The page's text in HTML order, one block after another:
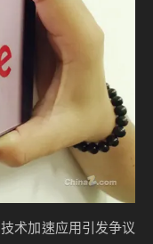
术加速应用引发争议